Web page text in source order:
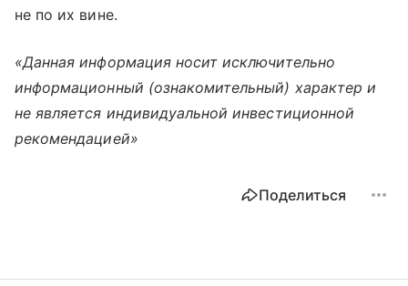
не по их вине.
«Данная информация носит исключительно
информационный (ознакомительный) характер и
не является индивидуальной инвестиционной
рекомендацией»
Поделиться